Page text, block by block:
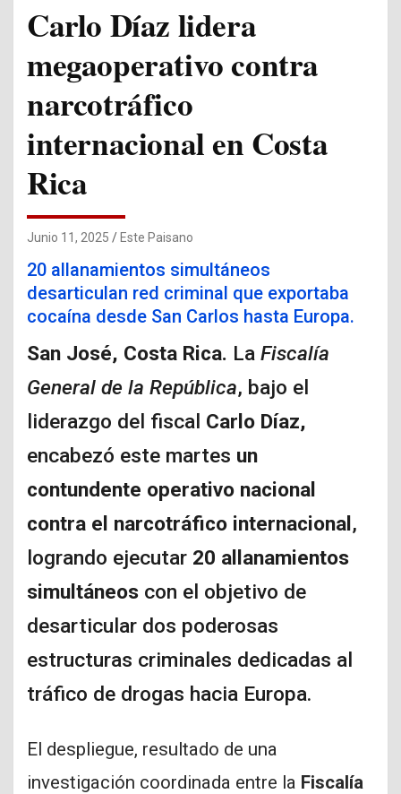
Carlo Díaz lidera
megaoperativo contra
narcotráfico
internacional en Costa
Rica
Junio 11, 2025 Este Paisano
20 allanamientos simultáneos
desarticulan red criminal que exportaba
cocaína desde San Carlos hasta Europa.
San José, Costa Rica. La Fiscalía
General de la República, bajo el
liderazgo del fiscal Carlo Díaz,
encabezó este martes un
contundente operativo nacional
contra el narcotráfico internacional,
logrando ejecutar 20 allanamientos
simultáneos con el objetivo de
desarticular dos poderosas
estructuras criminales dedicadas al
tráfico de drogas hacia Europa.
El despliegue, resultado de una
investigación coordinada entre la Fiscalía